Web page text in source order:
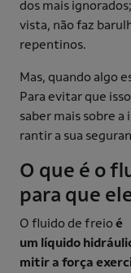
dos mais
vista, não faz
repentinos.
Mas, quando algo
Para evitar que
saber mais sobre
rantir a sua
O que é o
para que
O fluido de freioé
um líquido
mitir a força